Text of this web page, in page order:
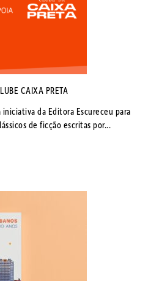
CAIXA PRETA
da Editora Escureceu para
de ficção escritas por...